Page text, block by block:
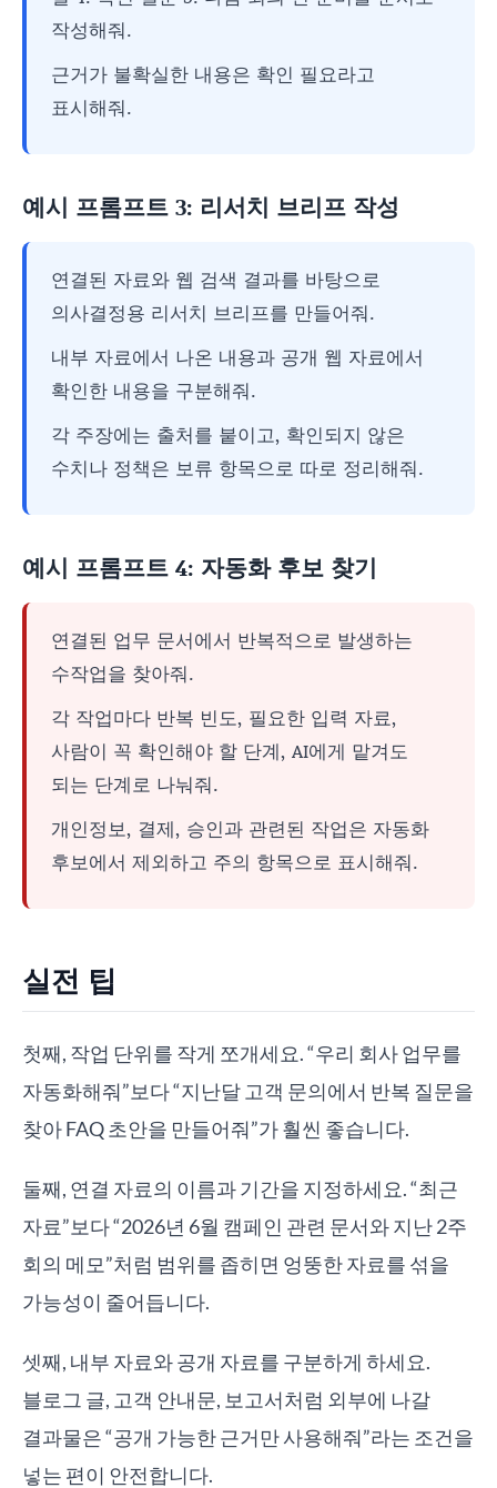
작성해줘.
근거가 불확실한 내용은 확인 필요라고
표시해줘.
예시 프롬프트 3: 리서치 브리프 작성
연결된 자료와 웹 검색 결과를 바탕으로
의사결정용 리서치 브리프를 만들어줘.
내부 자료에서 나온 내용과 공개 웹 자료에서
확인한 내용을 구분해줘.
각 주장에는 출처를 붙이고, 확인되지 않은
수치나 정책은 보류 항목으로 따로 정리해줘.
예시 프롬프트 4: 자동화 후보 찾기
연결된 업무 문서에서 반복적으로 발생하는
수작업을 찾아줘.
각 작업마다 반복 빈도, 필요한 입력 자료,
사람이 꼭 확인해야 할 단계, AI에게 맡겨도
되는 단계로 나눠줘.
개인정보, 결제, 승인과 관련된 작업은 자동화
후보에서 제외하고 주의 항목으로 표시해줘.
실전 팁
첫째, 작업 단위를 작게 쪼개세요. “우리 회사 업무를
자동화해줘”보다 “지난달 고객 문의에서 반복 질문을
찾아 FAQ 초안을 만들어줘”가 훨씬 좋습니다.
둘째, 연결 자료의 이름과 기간을 지정하세요. “최근
자료”보다 “2026년 6월 캠페인 관련 문서와 지난 2주
회의 메모”처럼 범위를 좁히면 엉뚱한 자료를 섞을
가능성이 줄어듭니다.
셋째, 내부 자료와 공개 자료를 구분하게 하세요.
블로그 글, 고객 안내문, 보고서처럼 외부에 나갈
결과물은 “공개 가능한 근거만 사용해줘”라는 조건을
넣는 편이 안전합니다.